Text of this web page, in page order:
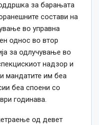
за барањата
состави на
во управна
однос во втор
за одлучување во
надзор и
мандатите им беа
беа споени со
годинава.
од девет